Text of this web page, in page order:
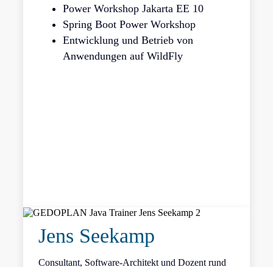
Power Workshop Jakarta EE 10
Spring Boot Power Workshop
Entwicklung und Betrieb von
Anwendungen auf WildFly
Jens Seekamp
Consultant, Software-Architekt und Dozent rund